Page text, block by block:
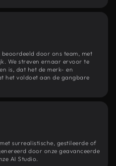
door ons team, met
We streven ernaar ervoor te
is, dat het de merk- en
het voldoet aan de gangbare
surrealistische, gestileerde of
door onze geavanceerde
AI Studio.